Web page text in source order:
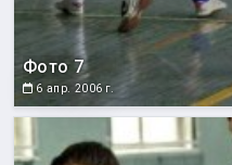
Фото 7
6 апр. 2006 г.